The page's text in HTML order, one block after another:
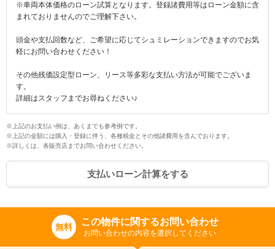
※車両本体価格のローン試算となります。登録諸費用等はローン金額に含
まれておりませんのでご理解下さい。
頭金や支払回数など、ご希望に応じてシュミレーションできますのでお気
軽にお問い合わせください！
その他残価設定型ローン、リース等多彩な支払い方法が可能でございま
す。
詳細はスタッフまでお尋ねください♪
※上記のお支払い例は、あくまでも参考例です。
※上記の金額には購入・登録に伴う、各種税金とその他諸費用を含んでおります。
※詳しくは、各販売店までお問い合わせください。
支払いローン計算をする
無料 この物件に関するお問い合わせ
お問い合わせの内容を選択してください
入力途中の情報を保存しますか？
※次回問い合わせをする際に自動入力されます
※保存された情報は90日で破棄されます